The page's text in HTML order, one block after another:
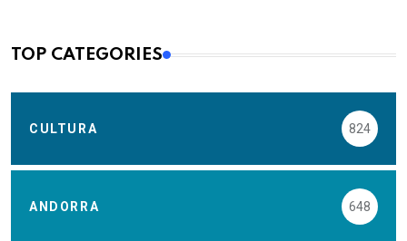
TOP CATEGORIES
CULTURA 824
ANDORRA 648